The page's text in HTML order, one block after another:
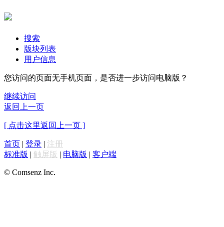
搜索
版块列表
用户信息
您访问的页面无手机页面，是否进一步访问电脑版？
继续访问
返回上一页
[ 点击这里返回上一页 ]
首页 | 登录 | 注册
标准版 | 触屏版 | 电脑版 | 客户端
© Comsenz Inc.